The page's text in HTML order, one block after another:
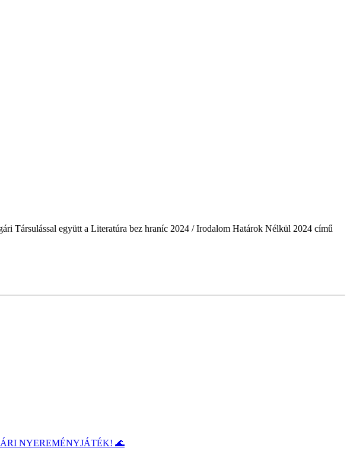
Társulással együtt a Literatúra bez hraníc 2024 / Irodalom Határok Nélkül 2024 című
NYEREMÉNYJÁTÉK! 🌊